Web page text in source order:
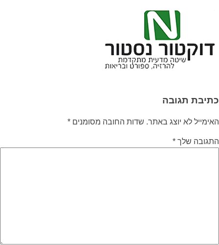
כתיבת תגובה
האימייל לא יוצג באתר. שדות החובה מסומנים *
התגובה שלך *